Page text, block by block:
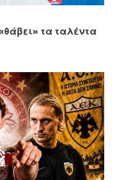
τα ταλέντα